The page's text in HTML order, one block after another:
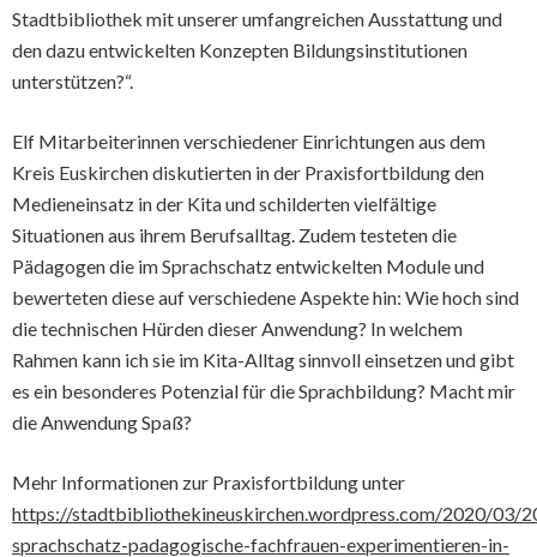
Stadtbibliothek mit unserer umfangreichen Ausstattung und
den dazu entwickelten Konzepten Bildungsinstitutionen
unterstützen?“.
Elf Mitarbeiterinnen verschiedener Einrichtungen aus dem
Kreis Euskirchen diskutierten in der Praxisfortbildung den
Medieneinsatz in der Kita und schilderten vielfältige
Situationen aus ihrem Berufsalltag. Zudem testeten die
Pädagogen die im Sprachschatz entwickelten Module und
bewerteten diese auf verschiedene Aspekte hin: Wie hoch sind
die technischen Hürden dieser Anwendung? In welchem
Rahmen kann ich sie im Kita-Alltag sinnvoll einsetzen und gibt
es ein besonderes Potenzial für die Sprachbildung? Macht mir
die Anwendung Spaß?
Mehr Informationen zur Praxisfortbildung unter
https://stadtbibliothekineuskirchen.wordpress.com/2020/03/
sprachschatz-padagogische-fachfrauen-experimentieren-in-